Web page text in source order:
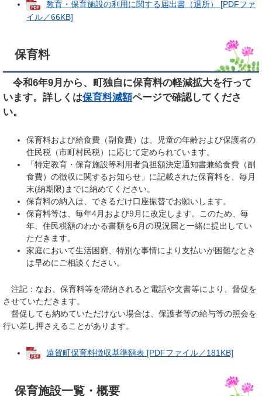
教育・保育施設の利用に関する届出書（退所） [PDFファ
イル／66KB]
保育料
令和6年9月から、町独自に保育料の軽減拡大を行って
います。詳しくは保育料減額ページで確認してくださ
い。
保育料および給食費（副食費）は、児童の年齢および保護者の
住民税（市町村民税）に応じて定められています。
「特定教育・保育施設等利用者負担額決定通知書兼給食費（副
食費）の徴収に関するお知らせ」に記載された保育料を、毎月
末(納期限)までに納めてください。
保育料の納入は、できるだけ口座振替でお願いします。
保育料等は、毎年4月および9月に改定します。このため、毎
年、住民税額のわかる書類を6月の現況届と一緒に提出してい
ただきます。
家庭において生活困窮、特別な事情により支払いが困難なとき
は早めにご相談ください。
注記：なお、保育料等を滞納されると電話や文書等により、督促を
させていただきます。
督促しても納めていただけない場合は、保護者等の給与等の照会を
行い差し押さえることがあります。
遠賀町保育料徴収基準額表 [PDFファイル／181KB]
保育施設一覧・概要